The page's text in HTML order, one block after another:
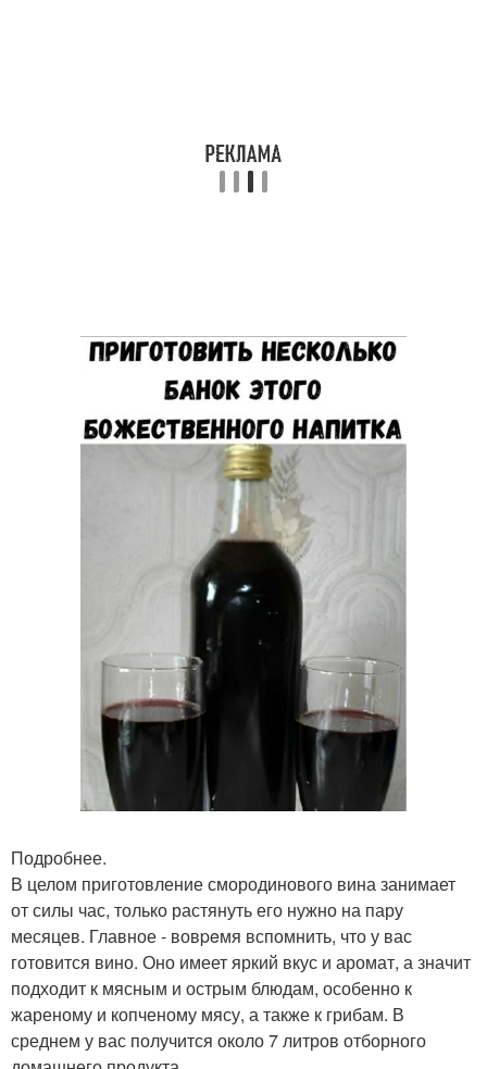
Подробнее.
В целом приготовление смородинового вина занимает
от силы час, только растянуть его нужно на пару
месяцев. Главное - вовpeмя вспомнить, что у вас
готовится вино. Оно имеет яркий вкус и аромат, а значит
подходит к мясным и острым блюдам, особенно к
жареному и копченому мясу, а также к грибам. В
среднем у вас получится около 7 литров отборного